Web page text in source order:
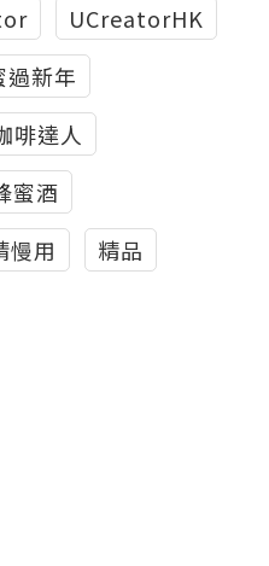
UCreatorHK
過新年
啡達人
蜜酒
慢用
精品